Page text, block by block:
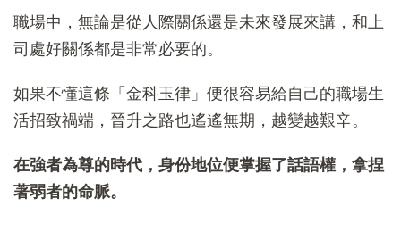
職場中，無論是從人際關係還是未來發展來講，和上
司處好關係都是非常必要的。
如果不懂這條「金科玉律」便很容易給自己的職場生
活招致禍端，晉升之路也遙遙無期，越變越艱辛。
在強者為尊的時代，身份地位便掌握了話語權，拿捏
著弱者的命脈。